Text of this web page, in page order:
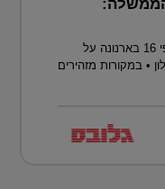
הממשלה:
העתירה הוגשה בעקבות העלאה של פי 16 בארנונה על
• במקורות מזהירים